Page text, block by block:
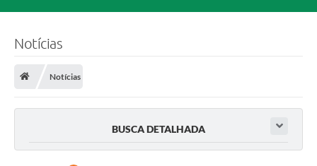
Notícias
Notícias
BUSCA DETALHADA